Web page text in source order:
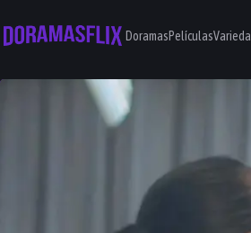
DoramasPelículas